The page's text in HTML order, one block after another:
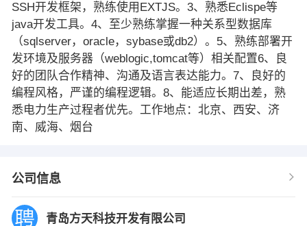
SSH开发框架，熟练使用EXTJS。3、熟悉Eclispe等
java开发工具。4、至少熟练掌握一种关系型数据库
（sqlserver，oracle，sybase或db2）。5、熟练部署开
发环境及服务器（weblogic,tomcat等）相关配置6、良
好的团队合作精神、沟通及语言表达能力。7、良好的
编程风格，严谨的编程逻辑。8、能适应长期出差，熟
悉电力生产过程者优先。工作地点：北京、西安、济
南、威海、烟台
公司信息
青岛方天科技开发有限公司